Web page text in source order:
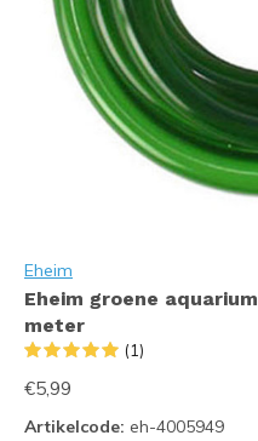
Eheim
Eheim groene
meter
(1)
€5,99
Artikelcode: eh-4005949